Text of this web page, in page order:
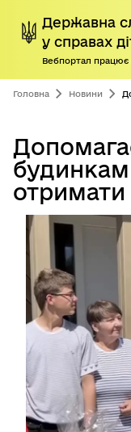
Перейти до
Державна
у справах
Вебпортал працює
Про нас
Програми
Громадянам
Пресцентр
Дорадчі органи
Контакти
Пошук
Головна Новини